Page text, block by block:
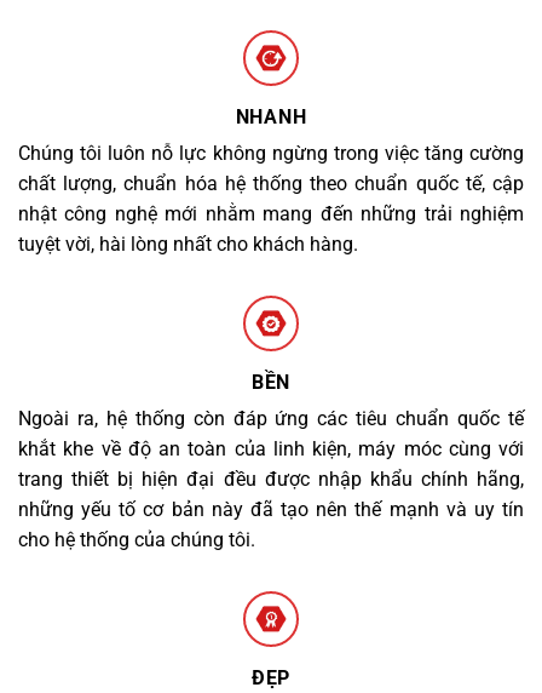
NHANH
Chúng tôi luôn nỗ lực không ngừng trong việc tăng cường
chất lượng, chuẩn hóa hệ thống theo chuẩn quốc tế, cập
nhật công nghệ mới nhằm mang đến những trải nghiệm
tuyệt vời, hài lòng nhất cho khách hàng.
BỀN
Ngoài ra, hệ thống còn đáp ứng các tiêu chuẩn quốc tế
khắt khe về độ an toàn của linh kiện, máy móc cùng với
trang thiết bị hiện đại đều được nhập khẩu chính hãng,
những yếu tố cơ bản này đã tạo nên thế mạnh và uy tín
cho hệ thống của chúng tôi.
ĐẸP